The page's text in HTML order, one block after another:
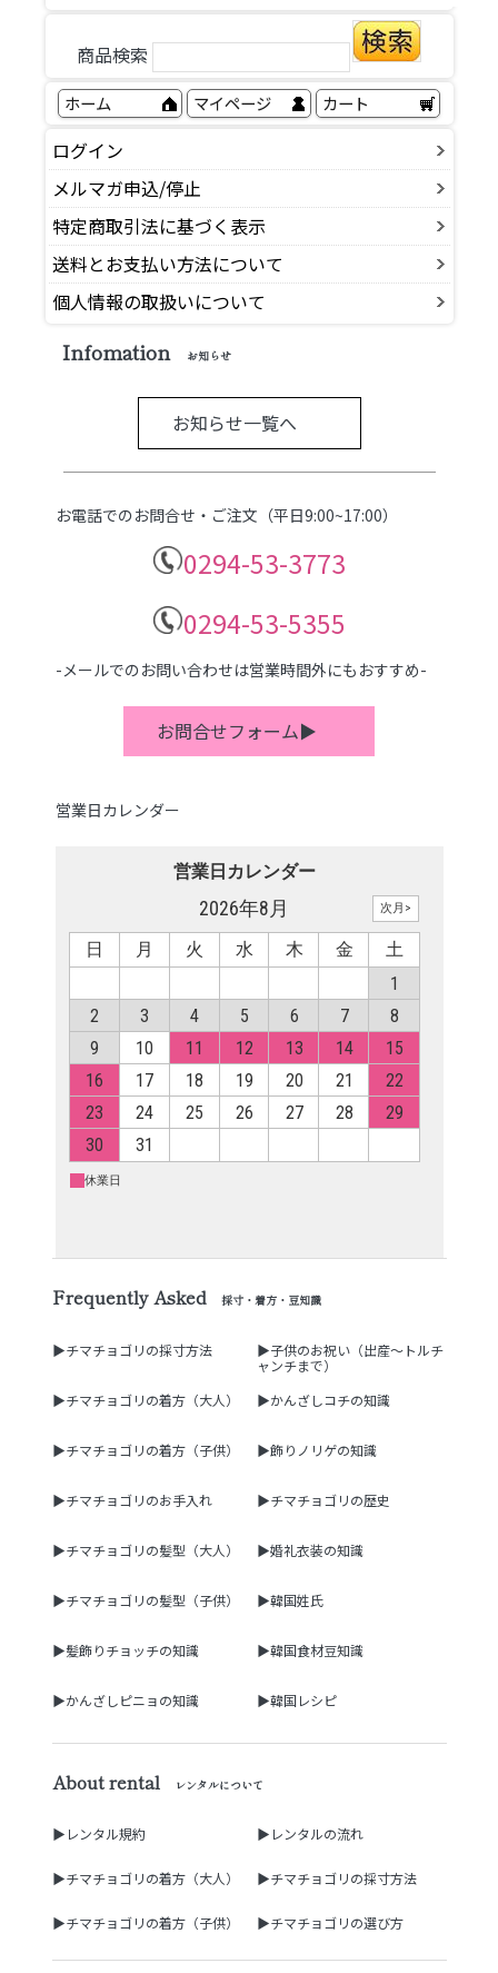
商品検索
ホーム マイページ カート
ログイン
メルマガ申込/停止
特定商取引法に基づく表示
送料とお支払い方法について
個人情報の取扱いについて
Infomation お知らせ
お知らせ一覧へ
お電話でのお問合せ・ご注文（平日9:00~17:00）
0294-53-3773
0294-53-5355
-メールでのお問い合わせは営業時間外にもおすすめ-
お問合せフォーム▶
営業日カレンダー
Frequently Asked 採寸・着方・豆知識
▶チマチョゴリの採寸方法
▶子供のお祝い（出産～トルチ
ャンチまで）
▶チマチョゴリの着方（大人）
▶かんざしコチの知識
▶チマチョゴリの着方（子供） ▶飾りノリゲの知識
▶チマチョゴリのお手入れ ▶チマチョゴリの歴史
▶チマチョゴリの髪型（大人） ▶婚礼衣装の知識
▶チマチョゴリの髪型（子供） ▶韓国姓氏
▶髪飾りチョッチの知識 ▶韓国食材豆知識
▶かんざしピニョの知識 ▶韓国レシピ
About rental レンタルについて
▶レンタル規約 ▶レンタルの流れ
▶チマチョゴリの着方（大人） ▶チマチョゴリの採寸方法
▶チマチョゴリの着方（子供） ▶チマチョゴリの選び方